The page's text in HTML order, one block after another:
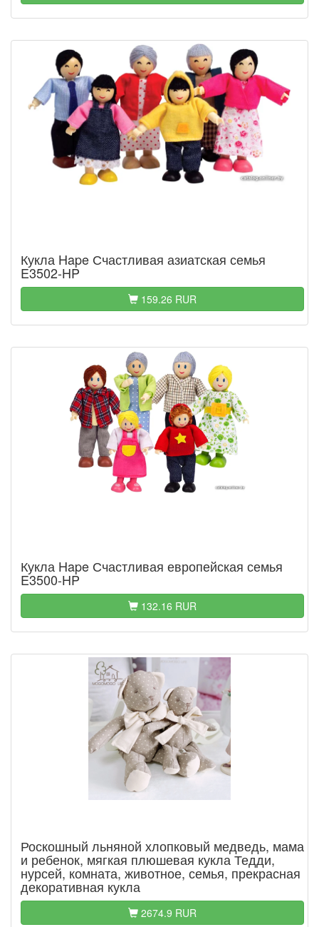
Кукла Hape Счастливая азиатская семья
E3502-HP
159.26 RUR
Кукла Hape Счастливая европейская семья
E3500-HP
132.16 RUR
Роскошный льняной хлопковый медведь, мама
и ребенок, мягкая плюшевая кукла Тедди,
нурсей, комната, животное, семья, прекрасная
декоративная кукла
2674.9 RUR